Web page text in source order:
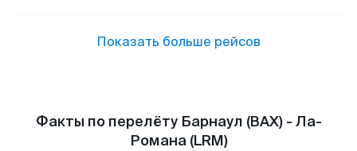
Показать больше рейсов
Факты по перелёту Барнаул (BAX) - Ла-
Романа (LRM)